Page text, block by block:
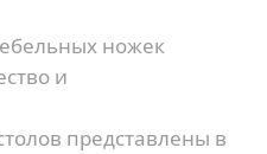
ножек
и
представлены в